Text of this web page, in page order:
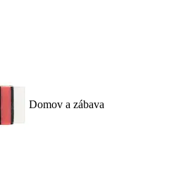
Domov a zábava